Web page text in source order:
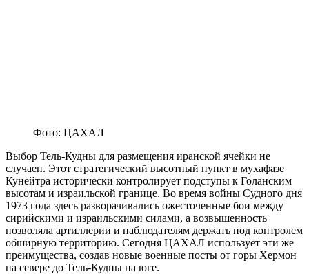
Фото: ЦАХАЛ
Выбор Тель-Кудны для размещения иранской ячейки не
случаен. Этот стратегический высотный пункт в мухафазе
Кунейтра исторически контролирует подступы к Голанским
высотам и израильской границе. Во время войны Судного дня
1973 года здесь разворачивались ожесточенные бои между
сирийскими и израильскими силами, а возвышенность
позволяла артиллерии и наблюдателям держать под контролем
обширную территорию. Сегодня ЦАХАЛ использует эти же
преимущества, создав новые военные посты от горы Хермон
на севере до Тель-Кудны на юге.